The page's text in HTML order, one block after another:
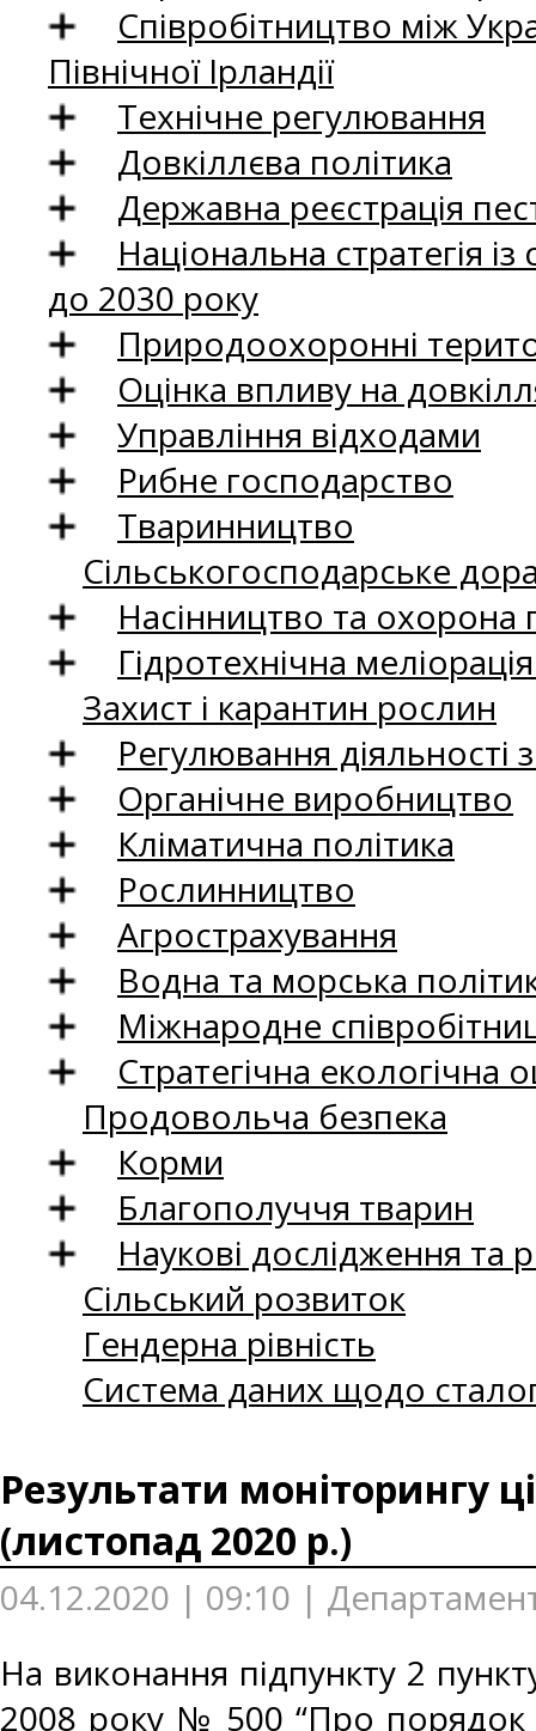
Співробітництво між
Північної Ірландії
Технічне регулювання
Довкіллєва політика
Державна реєстрація
Національна стратегія
до 2030 року
Природоохоронні
Оцінка впливу на
Управління відходами
Рибне господарство
Тваринництво
Сільськогосподарське
Насінництво та
Гідротехнічна
Захист і карантин рослин
Регулювання
Органічне виробництво
Кліматична політика
Рослинництво
Агрострахування
Водна та морська
Міжнародне
Стратегічна екологічна
Продовольча безпека
Корми
Благополуччя тварин
Наукові дослідження та
Сільський розвиток
Гендерна рівність
Система даних щодо
Результати моніторингу
(листопад 2020 р.)
04.12.2020 | 09:10 |
На виконання підпункту 2
2008 року № 500 “Про порядок